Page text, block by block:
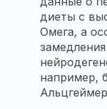
диеты с
Омега, а
например,